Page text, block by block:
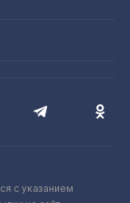
с указанием